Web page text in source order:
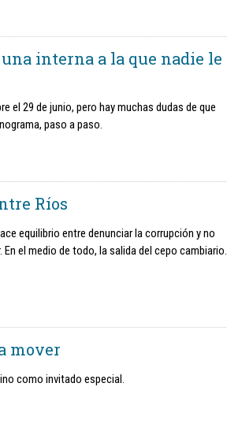
interna a la que nadie le
el 29 de junio, pero hay muchas dudas de que
paso a paso.
Ríos
equilibrio entre denunciar la corrupción y no
el medio de todo, la salida del cepo cambiario.
mover
como invitado especial.